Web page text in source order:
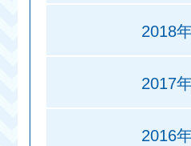
2018
2017
2016